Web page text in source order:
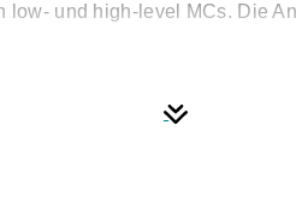
und high-level MCs. Die
in die Vorverstärker